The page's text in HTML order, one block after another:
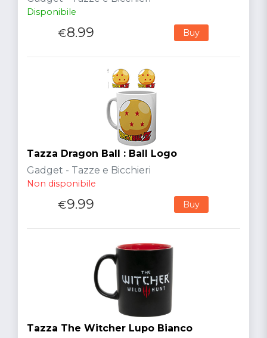
Disponibile
€8.99 Buy
Tazza Dragon Ball : Ball Logo
Gadget - Tazze e Bicchieri
Non disponibile
€9.99 Buy
Tazza The Witcher Lupo Bianco